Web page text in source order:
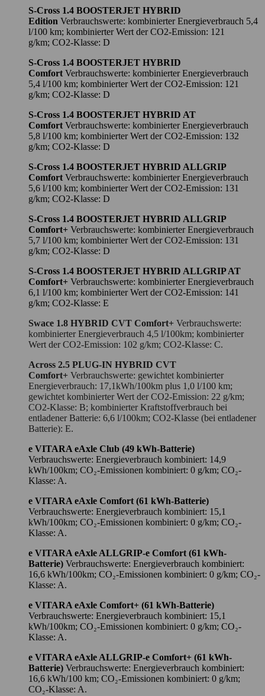
S-Cross 1.4 BOOSTERJET HYBRID
Edition Verbrauchswerte: kombinierter Energieverbrauch 5,4
l/100 km; kombinierter Wert der CO2-Emission: 121
g/km; CO2-Klasse: D
S-Cross 1.4 BOOSTERJET HYBRID
Comfort Verbrauchswerte: kombinierter Energieverbrauch
5,4 l/100 km; kombinierter Wert der CO2-Emission: 121
g/km; CO2-Klasse: D
S-Cross 1.4 BOOSTERJET HYBRID AT
Comfort Verbrauchswerte: kombinierter Energieverbrauch
5,8 l/100 km; kombinierter Wert der CO2-Emission: 132
g/km; CO2-Klasse: D
S-Cross 1.4 BOOSTERJET HYBRID ALLGRIP
Comfort Verbrauchswerte: kombinierter Energieverbrauch
5,6 l/100 km; kombinierter Wert der CO2-Emission: 131
g/km; CO2-Klasse: D
S-Cross 1.4 BOOSTERJET HYBRID ALLGRIP
Comfort+ Verbrauchswerte: kombinierter Energieverbrauch
5,7 l/100 km; kombinierter Wert der CO2-Emission: 131
g/km; CO2-Klasse: D
S-Cross 1.4 BOOSTERJET HYBRID ALLGRIP AT
Comfort+ Verbrauchswerte: kombinierter Energieverbrauch
6,1 l/100 km; kombinierter Wert der CO2-Emission: 141
g/km; CO2-Klasse: E
Swace 1.8 HYBRID CVT Comfort+ Verbrauchswerte:
kombinierter Energieverbrauch 4,5 l/100km; kombinierter
Wert der CO2-Emission: 102 g/km; CO2-Klasse: C.
Across 2.5 PLUG-IN HYBRID CVT
Comfort+ Verbrauchswerte: gewichtet kombinierter
Energieverbrauch: 17,1kWh/100km plus 1,0 l/100 km;
gewichtet kombinierter Wert der CO2-Emission: 22 g/km;
CO2-Klasse: B; kombinierter Kraftstoffverbrauch bei
entladener Batterie: 6,6 l/100km; CO2-Klasse (bei entladener
Batterie): E.
e VITARA eAxle Club (49 kWh-Batterie)
Verbrauchswerte: Energieverbrauch kombiniert: 14,9
kWh/100km; CO₂-Emissionen kombiniert: 0 g/km; CO₂-
Klasse: A.
e VITARA eAxle Comfort (61 kWh-Batterie)
Verbrauchswerte: Energieverbrauch kombiniert: 15,1
kWh/100km; CO₂-Emissionen kombiniert: 0 g/km; CO₂-
Klasse: A.
e VITARA eAxle ALLGRIP-e Comfort (61 kWh-
Batterie) Verbrauchswerte: Energieverbrauch kombiniert:
16,6 kWh/100km; CO₂-Emissionen kombiniert: 0 g/km; CO₂-
Klasse: A.
e VITARA eAxle Comfort+ (61 kWh-Batterie)
Verbrauchswerte: Energieverbrauch kombiniert: 15,1
kWh/100km; CO₂-Emissionen kombiniert: 0 g/km; CO₂-
Klasse: A.
e VITARA eAxle ALLGRIP-e Comfort+ (61 kWh-
Batterie) Verbrauchswerte: Energieverbrauch kombiniert:
16,6 kWh/100 km; CO₂-Emissionen kombiniert: 0 g/km;
CO₂-Klasse: A.